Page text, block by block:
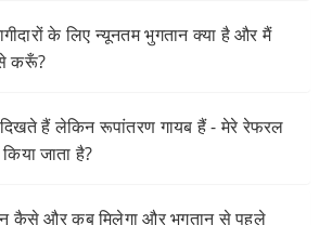
के लिए न्यूनतम भुगतान क्या है और मैं
करूँ?
हैं लेकिन रूपांतरण गायब हैं - मेरे रेफरल
जाता है?
कैसे और कब मिलेगा और भुगतान से पहले